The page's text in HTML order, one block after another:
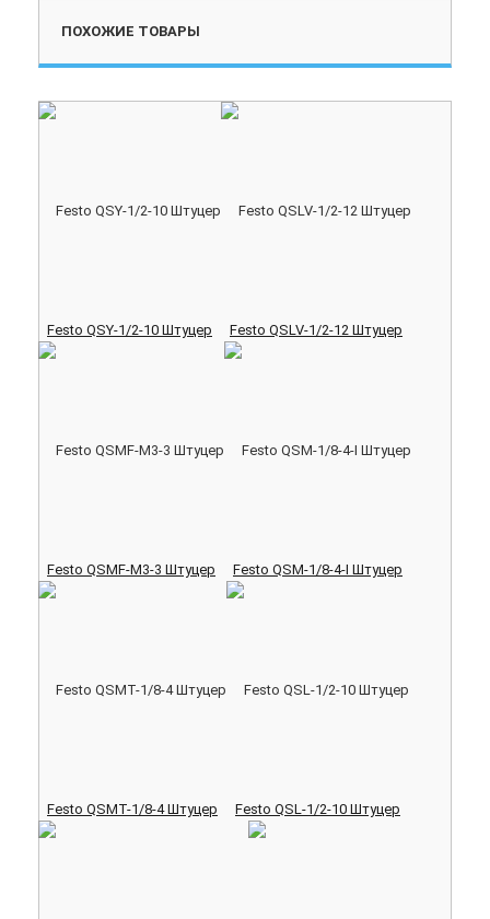
ПОХОЖИЕ ТОВАРЫ
Festo QSY-1/2-10 Штуцер Festo QSLV-1/2-12 Штуцер
Festo QSMF-M3-3 Штуцер Festo QSM-1/8-4-I Штуцер
Festo QSMT-1/8-4 Штуцер Festo QSL-1/2-10 Штуцер